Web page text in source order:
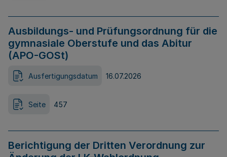
Ausbildungs- und Prüfungsordnung für die
gymnasiale Oberstufe und das Abitur
(APO-GOSt)
Ausfertigungsdatum 16.07.2026
Seite 457
Berichtigung der Dritten Verordnung zur